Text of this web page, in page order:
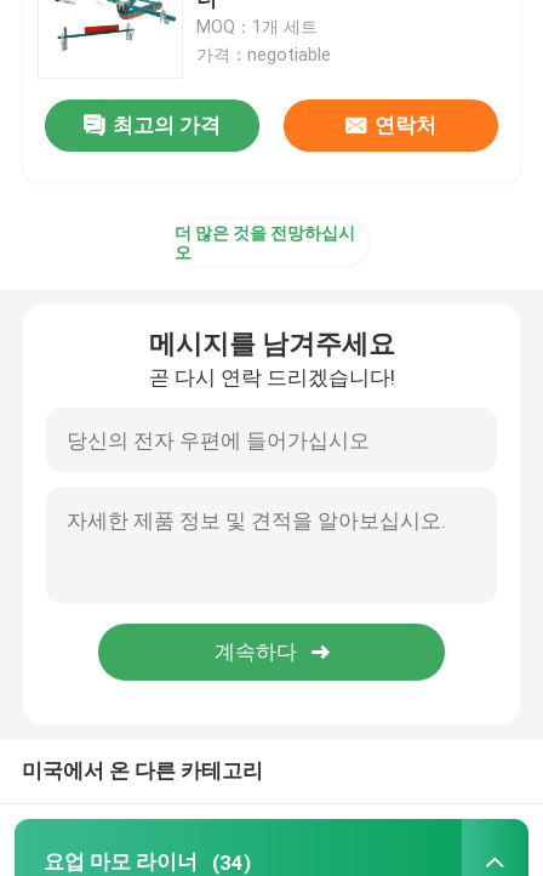
컨베이어 벨트차 지체
컨베이어 충격봉
컨베이어 영향 베드
폴리우레탄 쉬트
요업 웨어 타일
컨베이어 벨트 크리너
MOQ：1개 세트
가격：negotiable
최고의 가격 연락처
더 많은 것을 전망하십시
오
메시지를 남겨주세요
곧 다시 연락 드리겠습니다!
미국에서 온 다른 카테고리
요업 마모 라이너 (34)